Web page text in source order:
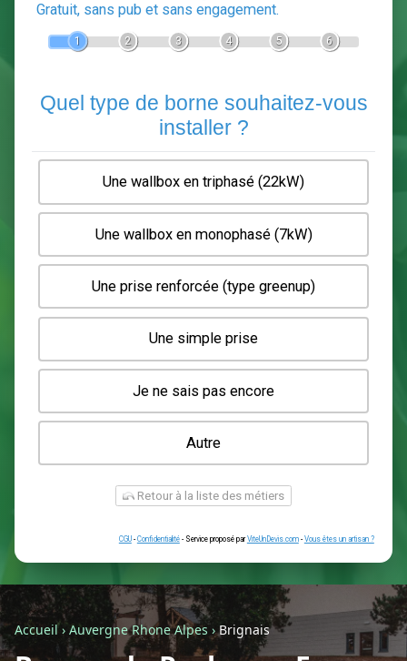
Devis Pose de borne de
En 5 minutes, demandez3 devis comparatifs
Gratuit, sans pub et sans engagement.
2 3 6
Quel type de borne souhaitez-
installer ?
Une wallbox en triphasé (22kW)
Une wallbox en monophasé (7kW)
Une prise renforcée (type greenup)
Une simple prise
Je ne sais pas encore
Autre
Accueil› Auvergne Rhone Alpes›Brignais